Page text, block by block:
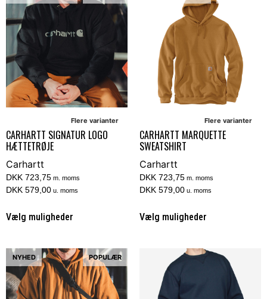
Flere varianter
CARHARTT SIGNATUR LOGO
HÆTTETRØJE
Carhartt
DKK 723,75 m. moms
DKK 579,00 u. moms
Vælg muligheder
Flere varianter
CARHARTT MARQUETTE
SWEATSHIRT
Carhartt
DKK 723,75 m. moms
DKK 579,00 u. moms
Vælg muligheder
NYHED POPULÆR